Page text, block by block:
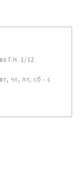
Г.Н. 1/12
чт, пт, сб - с